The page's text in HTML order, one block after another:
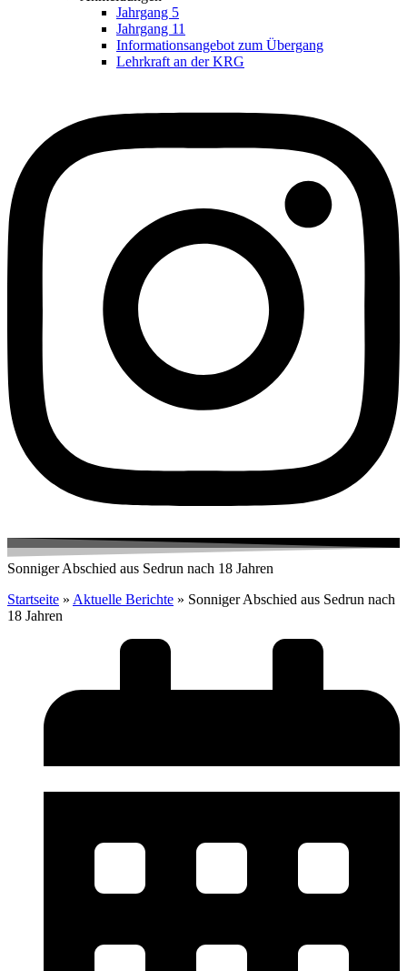
Jahrgang 5
Jahrgang 11
Informationsangebot zum Übergang
Lehrkraft an der KRG
Sonniger Abschied aus Sedrun nach 18 Jahren
Startseite » Aktuelle Berichte » Sonniger Abschied aus Sedrun nach
18 Jahren